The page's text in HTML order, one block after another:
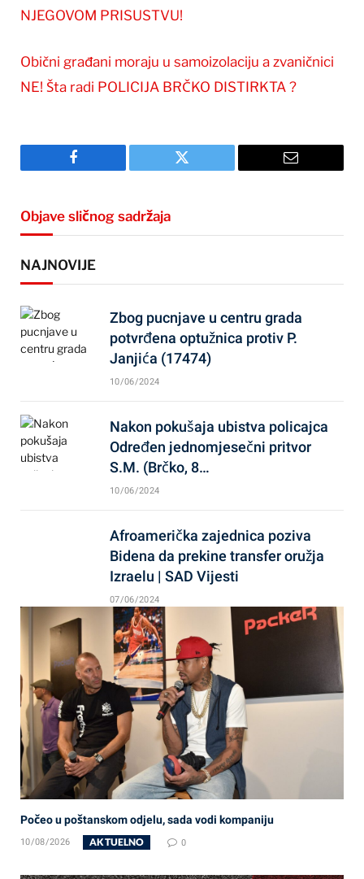
NJEGOVOM PRISUSTVU!
Obični građani moraju u samoizolaciju a zvaničnici
NE! Šta radi POLICIJA BRČKO DISTIRKTA ?
Facebook Twitter Email
Objave sličnog sadržaja
NAJNOVIJE
Zbog pucnjave u centru grada
potvrđena optužnica protiv P.
Janjića (17474)
10/06/2024
Nakon pokušaja ubistva policajca
Određen jednomjesečni pritvor
S.M. (Brčko, 8…
10/06/2024
Afroamerička zajednica poziva
Bidena da prekine transfer oružja
Izraelu | SAD Vijesti
07/06/2024
Počeo u poštanskom odjelu, sada vodi kompaniju
10/08/2026 AKTUELNO 0